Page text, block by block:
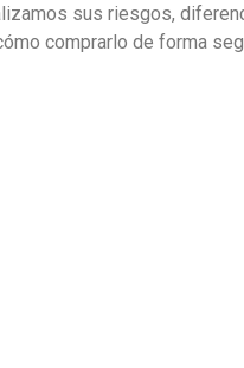
sus riesgos,
comprarlo de forma